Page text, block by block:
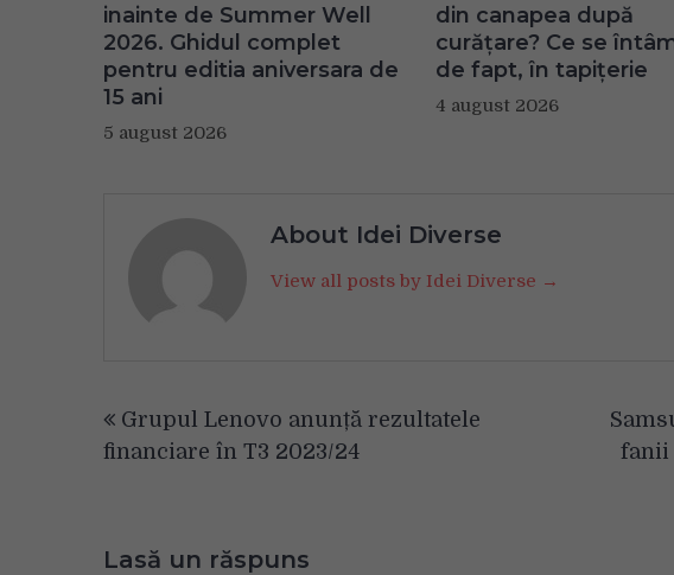
inainte de Summer Well
2026. Ghidul complet
pentru editia aniversara de
15 ani
5 august 2026
din canapea după
curățare? Ce se
de fapt, în tapițerie
4 august 2026
About Idei Diverse
View all posts by Idei Diverse →
în
Grupul Lenovo anunță rezultatele
financiare în T3 2023/24
fanii
Lasă un răspuns